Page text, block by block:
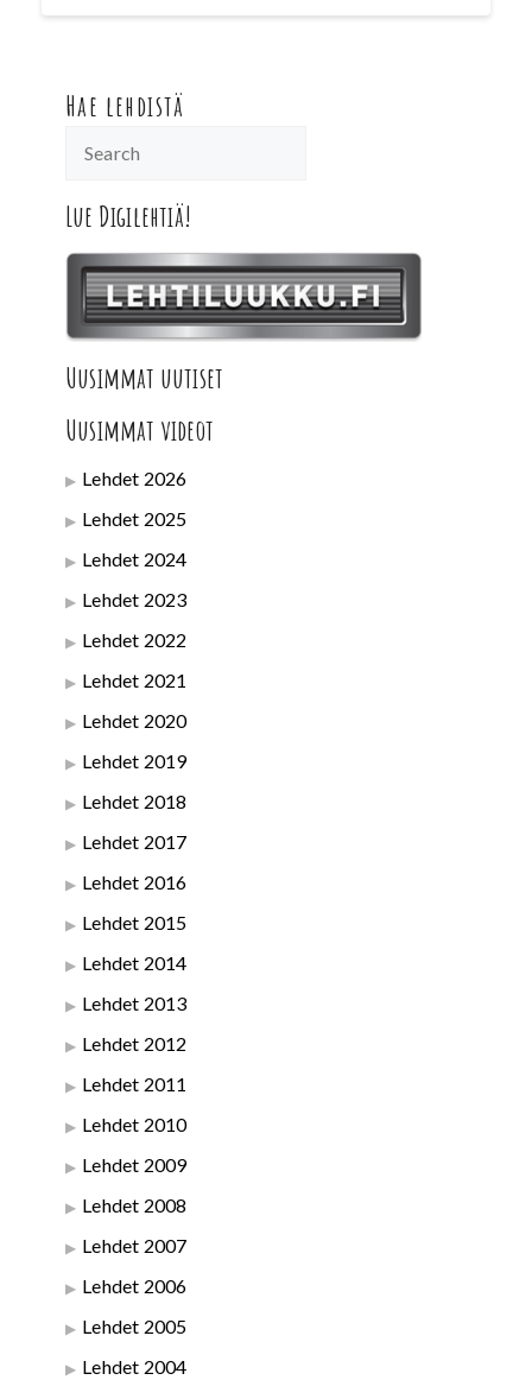
Hae lehdistä
Lue Digilehtiä!
Uusimmat uutiset
Uusimmat videot
Lehdet 2026
Lehdet 2025
Lehdet 2024
Lehdet 2023
Lehdet 2022
Lehdet 2021
Lehdet 2020
Lehdet 2019
Lehdet 2018
Lehdet 2017
Lehdet 2016
Lehdet 2015
Lehdet 2014
Lehdet 2013
Lehdet 2012
Lehdet 2011
Lehdet 2010
Lehdet 2009
Lehdet 2008
Lehdet 2007
Lehdet 2006
Lehdet 2005
Lehdet 2004